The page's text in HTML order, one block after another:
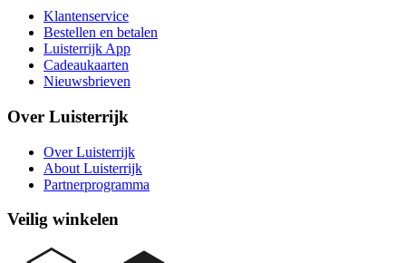
Klantenservice
Bestellen en betalen
Luisterrijk App
Cadeaukaarten
Nieuwsbrieven
Over Luisterrijk
Over Luisterrijk
About Luisterrijk
Partnerprogramma
Veilig winkelen